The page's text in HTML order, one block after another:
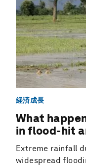
経済成長
What
in flood-hit
Extreme rainfall
widespread